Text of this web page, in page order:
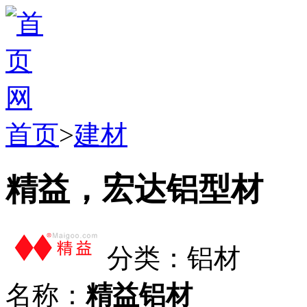
首页>建材
精益，宏达铝型材
分类：铝材
名称：精益铝材